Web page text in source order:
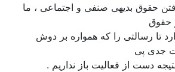
حقوق بدیهی صنفی و اجتماعی ، ما
حقوق
تا رسالتی را که همواره بر دوش
جدی پی
دست از فعالیت باز نداریم .